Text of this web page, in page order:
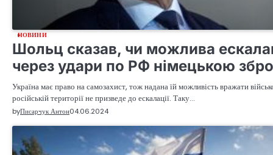
НОВИНИ
Шольц сказав, чи можлива
через удари по РФ німецькою
Україна має право на самозахист, тож надана їй можливість вражати
російській території не призведе до ескалації. Таку…
byПисарчук Антон04.06.2024